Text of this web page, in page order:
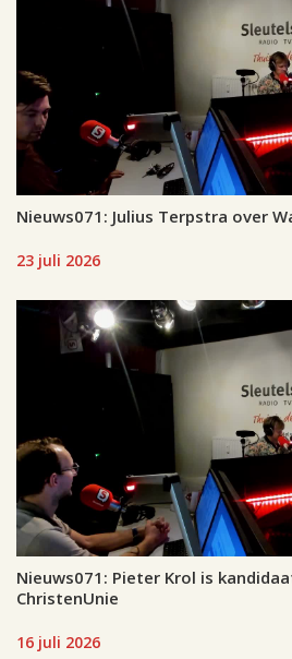
Nieuws071: Julius Terpstra over
23 juli 2026
Nieuws071: Pieter Krol is
ChristenUnie
16 juli 2026